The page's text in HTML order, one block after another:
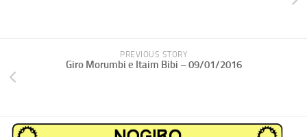
PREVIOUS STORY
Giro Morumbi e Itaim Bibi – 09/01/2016